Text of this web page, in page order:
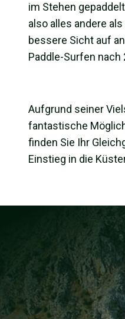
im Stehen
also alles andere
bessere Sicht auf
Paddle-Surfen
Aufgrund seiner
fantastische
finden Sie Ihr
Einstieg in die